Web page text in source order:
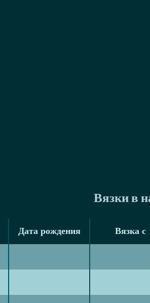
Вязки в
Дата рождения Вязка с
Дата рождения Вязка с